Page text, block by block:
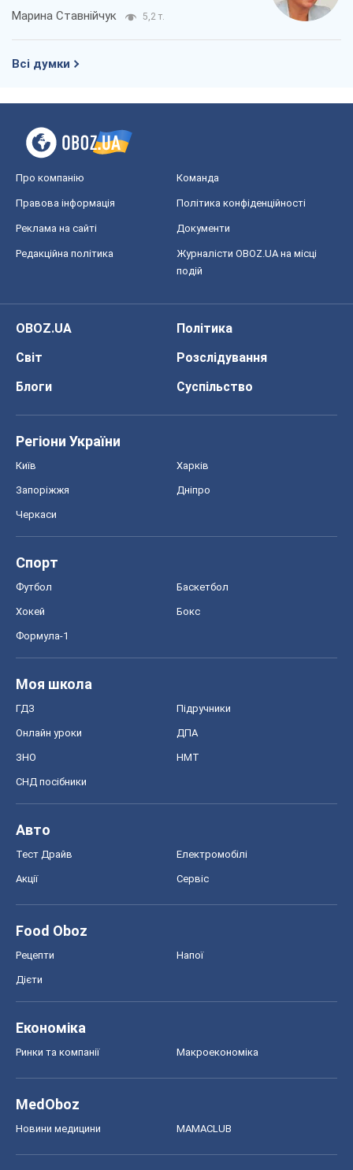
Марина Ставнійчук 5,2 т.
Всі думки
Про компанію Команда
Правова інформація Політика конфіденційності
Реклама на сайті Документи
Редакційна політика
Журналісти OBOZ.UA на місці
подій
OBOZ.UA
Політика
Світ
Розслідування
Блоги
Суспільство
Регіони України
Київ Харків
Запоріжжя Дніпро
Черкаси
Спорт
Футбол Баскетбол
Хокей Бокс
Формула-1
Моя школа
ГДЗ Підручники
Онлайн уроки ДПА
ЗНО НМТ
СНД посібники
Авто
Тест Драйв Електромобілі
Акції Сервіс
Food Oboz
Рецепти Напої
Дієти
Економіка
Ринки та компанії Макроекономіка
MedOboz
Новини медицини MAMACLUB